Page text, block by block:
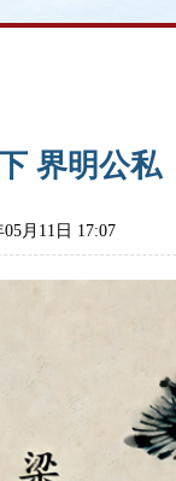
界明公私
月11日 17:07